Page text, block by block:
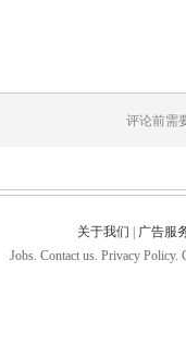
评论前需
关于我们
广告服
Jobs. Contact us. Privacy